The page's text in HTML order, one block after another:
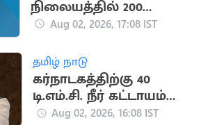
நிலையத்தில் 200
அப்ரண்டீஸ்
Aug 02, 2026, 17:08 IST
தமிழ் நாடு
கர்நாடகத்திற்கு 40
டி.எம்.சி. நீர் கட்டாயம்
தேவை..
Aug 02, 2026, 16:08 IST